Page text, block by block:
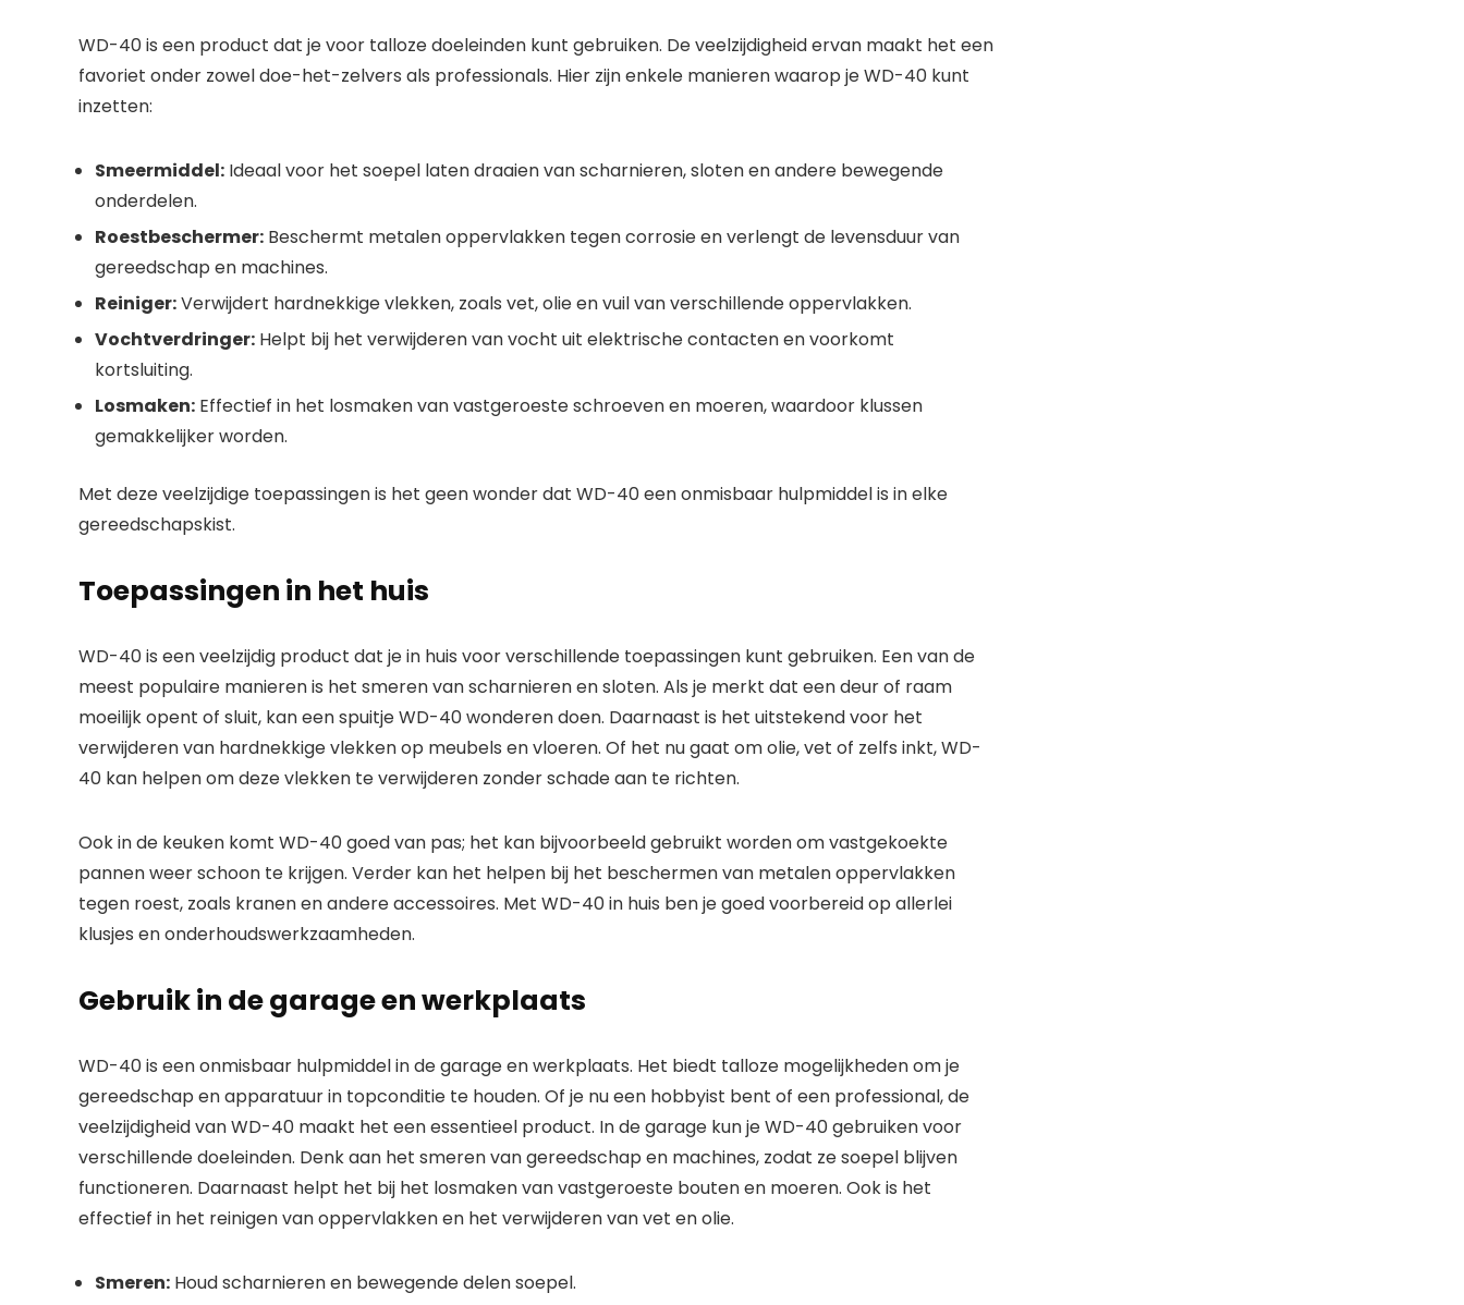
WD-40 is een product dat je voor talloze doeleinden kunt gebruiken. De veelzijdigheid ervan maakt het een
favoriet onder zowel doe-het-zelvers als professionals. Hier zijn enkele manieren waarop je WD-40 kunt
inzetten:
Smeermiddel: Ideaal voor het soepel laten draaien van scharnieren, sloten en andere bewegende
onderdelen.
Roestbeschermer: Beschermt metalen oppervlakken tegen corrosie en verlengt de levensduur van
gereedschap en machines.
Reiniger:Verwijdert hardnekkige vlekken, zoals vet, olie en vuil van verschillende oppervlakken.
Vochtverdringer: Helpt bij het verwijderen van vocht uit elektrische contacten en voorkomt
kortsluiting.
Losmaken: Effectief in het losmaken van vastgeroeste schroeven en moeren, waardoor klussen
gemakkelijker worden.
Met deze veelzijdige toepassingen is het geen wonder dat WD-40 een onmisbaar hulpmiddel is in elke
gereedschapskist.
Toepassingen in het huis
WD-40 is een veelzijdig product dat je in huis voor verschillende toepassingen kunt gebruiken. Een van de
meest populaire manieren is het smeren van scharnieren en sloten. Als je merkt dat een deur of raam
moeilijk opent of sluit, kan een spuitje WD-40 wonderen doen. Daarnaast is het uitstekend voor het
verwijderen van hardnekkige vlekken op meubels en vloeren. Of het nu gaat om olie, vet of zelfs inkt, WD-
40 kan helpen om deze vlekken te verwijderen zonder schade aan te richten.
Ook in de keuken komt WD-40 goed van pas; het kan bijvoorbeeld gebruikt worden om vastgekoekte
pannen weer schoon te krijgen. Verder kan het helpen bij het beschermen van metalen oppervlakken
tegen roest, zoals kranen en andere accessoires. Met WD-40 in huis ben je goed voorbereid op allerlei
klusjes en onderhoudswerkzaamheden.
Gebruik in de garage en werkplaats
WD-40 is een onmisbaar hulpmiddel in de garage en werkplaats. Het biedt talloze mogelijkheden om je
gereedschap en apparatuur in topconditie te houden. Of je nu een hobbyist bent of een professional, de
veelzijdigheid van WD-40 maakt het een essentieel product. In de garage kun je WD-40 gebruiken voor
verschillende doeleinden. Denk aan het smeren van gereedschap en machines, zodat ze soepel blijven
functioneren. Daarnaast helpt het bij het losmaken van vastgeroeste bouten en moeren. Ook is het
effectief in het reinigen van oppervlakken en het verwijderen van vet en olie.
Smeren: Houd scharnieren en bewegende delen soepel.